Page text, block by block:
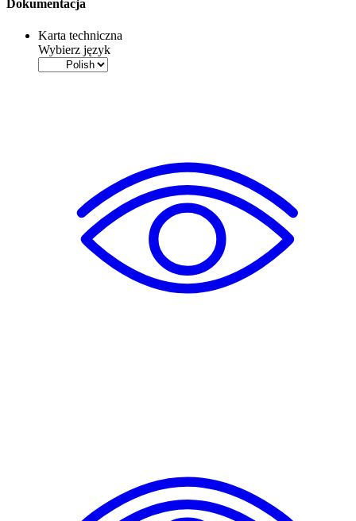
Dokumentacja
Karta techniczna
Wybierz język